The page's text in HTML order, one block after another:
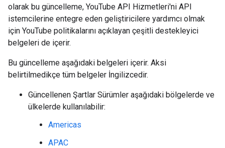
olarak bu güncelleme, YouTube API Hizmetleri'ni API
istemcilerine entegre eden geliştiricilere yardımcı olmak
için YouTube politikalarını açıklayan çeşitli destekleyici
belgeleri de içerir.
Bu güncelleme aşağıdaki belgeleri içerir. Aksi
belirtilmedikçe tüm belgeler İngilizcedir.
Güncellenen Şartlar Sürümler aşağıdaki bölgelerde ve
ülkelerde kullanılabilir:
Americas
APAC